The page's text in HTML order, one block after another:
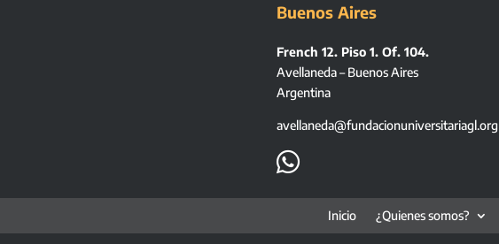
Buenos Aires
French 12. Piso 1. Of. 104.
Avellaneda – Buenos Aires
Argentina
avellaneda@fundacionuniversitariagl.org

Inicio ¿Quienes somos?